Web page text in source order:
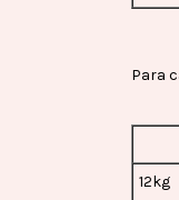
Para
12kg